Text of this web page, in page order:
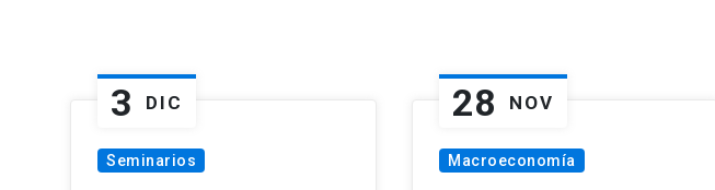
3 DIC
Seminarios
28 NOV
Macroeconomía